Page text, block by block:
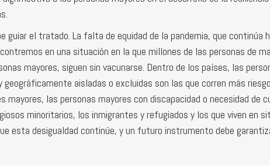
guiar el tratado. La falta de equidad de la pandemia, que continúa
en una situación en la que millones de las personas de
mayores, siguen sin vacunarse. Dentro de los países, las
aisladas o excluidas son las que corren más
las personas mayores con discapacidad o necesidad de
minoritarios, los inmigrantes y refugiados y los que viven en
esta desigualdad continúe, y un futuro instrumento debe